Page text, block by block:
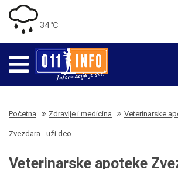
34 ℃
Početna Zdravlje i medicina Veterinarske
Zvezdara - uži deo
Veterinarske apoteke